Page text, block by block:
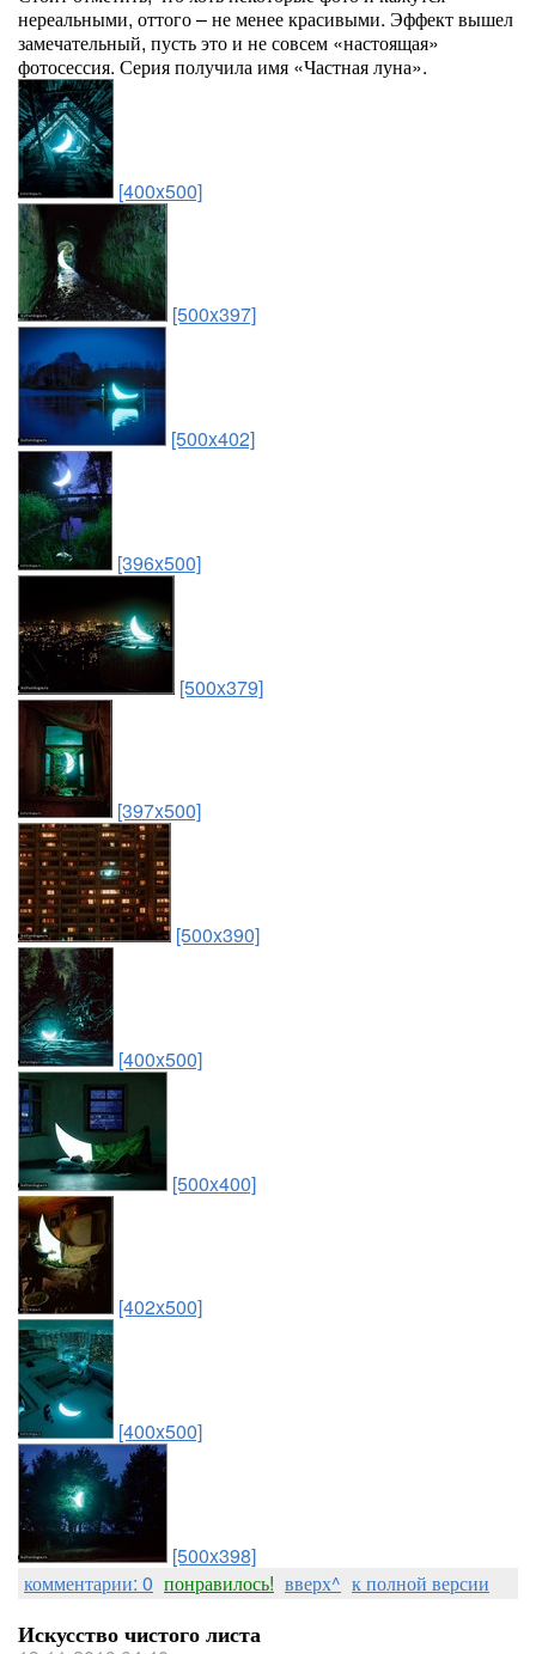
нереальными, оттого – не менее красивыми. Эффект вышел
замечательный, пусть это и не совсем «настоящая»
фотосессия. Серия получила имя «Частная луна».
[400x500]
[500x397]
[500x402]
[396x500]
[500x379]
[397x500]
[500x390]
[400x500]
[500x400]
[402x500]
[400x500]
[500x398]
комментарии: 0 понравилось! вверх^ к полной версии
Искусство чистого листа